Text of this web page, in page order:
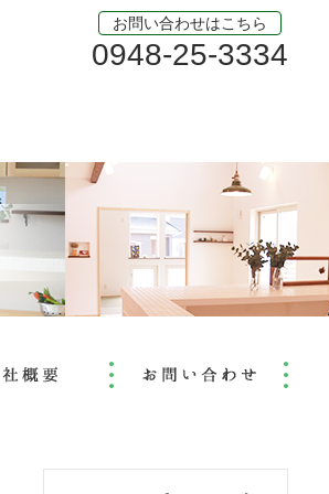
お問い合わせはこちら
0948-25-3334